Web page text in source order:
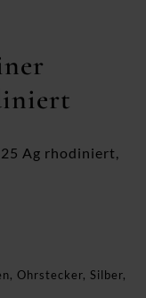
Ag rhodiniert,
, Ohrstecker, Silber,